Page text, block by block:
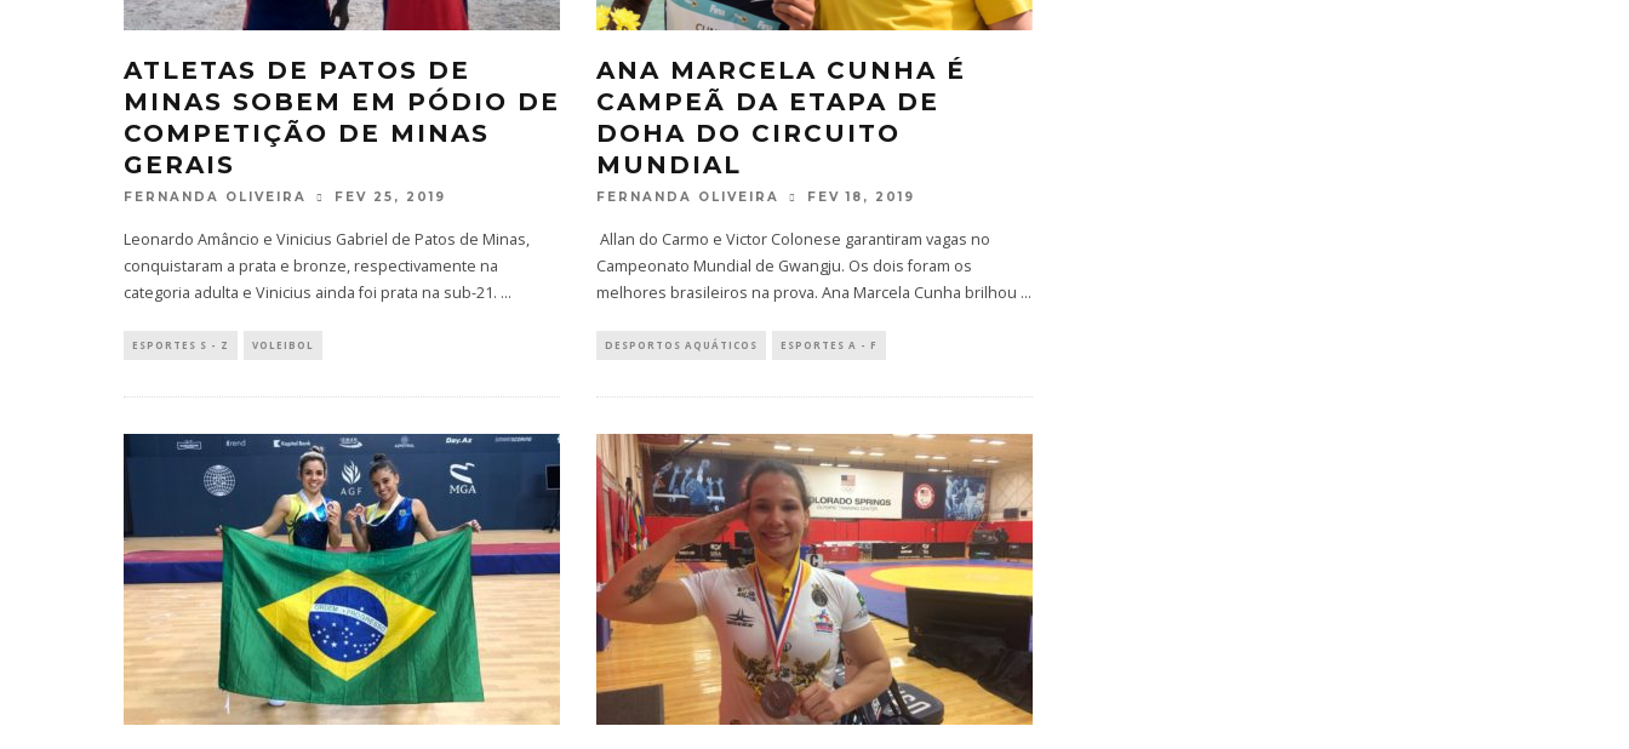
ATLETAS DE PATOS DE
MINAS SOBEM EM PÓDIO DE
COMPETIÇÃO DE MINAS
GERAIS
FERNANDA OLIVEIRA FEV 25, 2019
Leonardo Amâncio e Vinicius Gabriel de Patos de Minas,
conquistaram a prata e bronze, respectivamente na
categoria adulta e Vinicius ainda foi prata na sub-21. ...
ESPORTES S - Z VOLEIBOL
ANA MARCELA CUNHA É
CAMPEÃ DA ETAPA DE
DOHA DO CIRCUITO
MUNDIAL
FERNANDA OLIVEIRA FEV 18, 2019
Allan do Carmo e Victor Colonese garantiram vagas no
Campeonato Mundial de Gwangju. Os dois foram os
melhores brasileiros na prova. Ana Marcela Cunha brilhou ...
DESPORTOS AQUÁTICOS ESPORTES A - F